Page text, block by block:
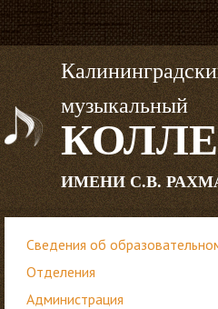
музыкальный
ИМЕНИ С.В.
Сведения об
Отделения
Администрация